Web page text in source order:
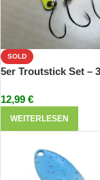
SOLD
5er Troutstick Set –
12,99 €
WEITERLESEN